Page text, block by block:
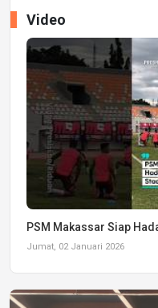
Video
PSM Makassar Siap
Jumat, 02 Januari 2026